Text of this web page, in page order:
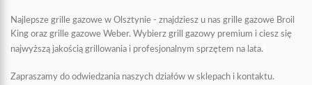
Najlepsze grille gazowe w Olsztynie - znajdziesz u nas grille gazowe Broil
King oraz grille gazowe Weber. Wybierz grill gazowy premium i ciesz się
najwyższą jakością grillowania i profesjonalnym sprzętem na lata.
Zapraszamy do odwiedzania naszych działów w sklepach i kontaktu.